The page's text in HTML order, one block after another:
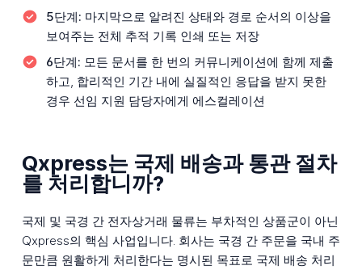
5단계: 마지막으로 알려진 상태와 경로 순서의 이상을
보여주는 전체 추적 기록 인쇄 또는 저장
6단계: 모든 문서를 한 번의 커뮤니케이션에 함께 제출
하고, 합리적인 기간 내에 실질적인 응답을 받지 못한
경우 선임 지원 담당자에게 에스컬레이션
Qxpress는 국제 배송과 통관 절차
를 처리합니까?
국제 및 국경 간 전자상거래 물류는 부차적인 상품군이 아닌
Qxpress의 핵심 사업입니다. 회사는 국경 간 주문을 국내 주
문만큼 원활하게 처리한다는 명시된 목표로 국제 배송 처리